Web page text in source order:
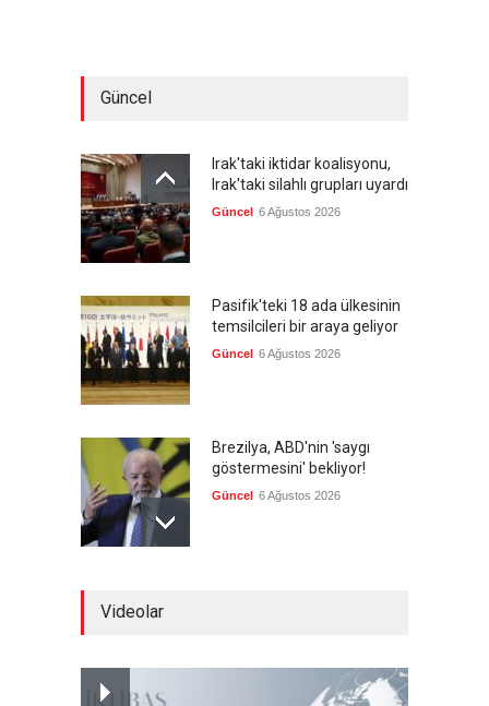
Güncel
Irak'taki iktidar koalisyonu,
Irak'taki silahlı grupları uyardı
Güncel 6 Ağustos 2026
Pasifik'teki 18 ada ülkesinin
temsilcileri bir araya geliyor
Güncel 6 Ağustos 2026
Brezilya, ABD'nin 'saygı
göstermesini' bekliyor!
Güncel 6 Ağustos 2026
Videolar